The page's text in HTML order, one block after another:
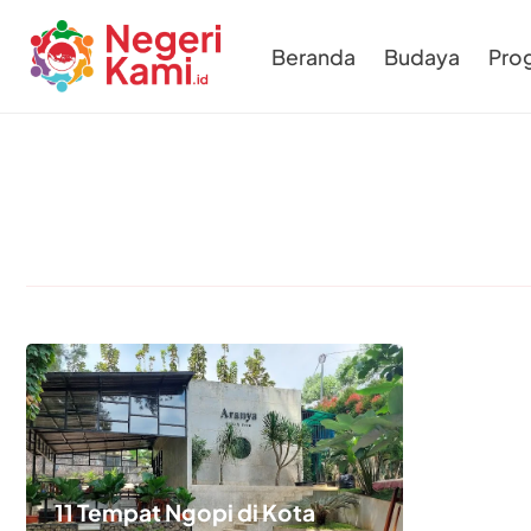
Beranda Budaya
11 Tempat Ngopi di Kota